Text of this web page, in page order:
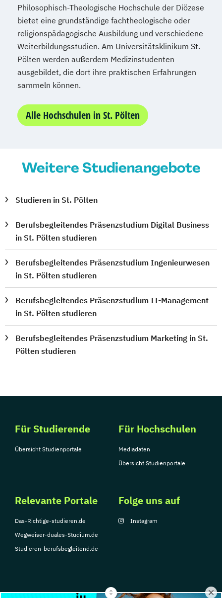
Philosophisch-Theologische Hochschule der Diözese
bietet eine grundständige fachtheologische oder
religionspädagogische Ausbildung und verschiedene
Weiterbildungsstudien. Am Universitätsklinikum St.
Pölten werden außerdem Medizinstudenten
ausgebildet, die dort ihre praktischen Erfahrungen
sammeln können.
Alle Hochschulen in St. Pölten
Weitere Studienangebote
Studieren in St. Pölten
Berufsbegleitendes Präsenzstudium Digital Business
in St. Pölten studieren
Berufsbegleitendes Präsenzstudium Ingenieurwesen
in St. Pölten studieren
Berufsbegleitendes Präsenzstudium IT-Management
in St. Pölten studieren
Berufsbegleitendes Präsenzstudium Marketing in St.
Pölten studieren
Für Studierende
Übersicht Studienportale
Für Hochschulen
Mediadaten
Übersicht Studienportale
Relevante Portale
Das-Richtige-studieren.de
Wegweiser-duales-Studium.de
Studieren-berufsbegleitend.de
Folge uns auf
Instagram